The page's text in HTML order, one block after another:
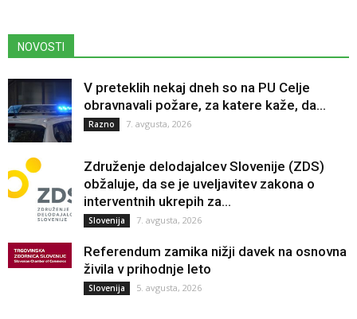
NOVOSTI
V preteklih nekaj dneh so na PU Celje
obravnavali požare, za katere kaže, da...
Razno 7. avgusta, 2026
Združenje delodajalcev Slovenije (ZDS)
obžaluje, da se je uveljavitev zakona o
interventnih ukrepih za...
Slovenija 7. avgusta, 2026
Referendum zamika nižji davek na osnovna
živila v prihodnje leto
Slovenija 5. avgusta, 2026